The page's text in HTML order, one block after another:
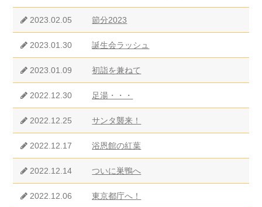
2023.02.05 節分2023
2023.01.30 誕生会ラッシュ
2023.01.09 初詣を兼ねて
2022.12.30 足湯・・・
2022.12.25 サンタ襲来！
2022.12.17 浴恩館の紅葉
2022.12.14 ついに巣鴨へ
2022.12.06 東京都庁へ！